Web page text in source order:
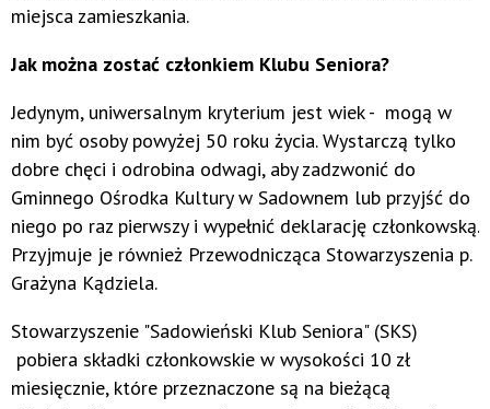
miejsca zamieszkania.
Jak można zostać członkiem Klubu Seniora?
Jedynym, uniwersalnym kryterium jest wiek - mogą w
nim być osoby powyżej 50 roku życia. Wystarczą tylko
dobre chęci i odrobina odwagi, aby zadzwonić do
Gminnego Ośrodka Kultury w Sadownem lub przyjść do
niego po raz pierwszy i wypełnić deklarację członkowską.
Przyjmuje je również Przewodnicząca Stowarzyszenia p.
Grażyna Kądziela.
Stowarzyszenie "Sadowieński Klub Seniora" (SKS)
pobiera składki członkowskie w wysokości 10 zł
miesięcznie, które przeznaczone są na bieżącą